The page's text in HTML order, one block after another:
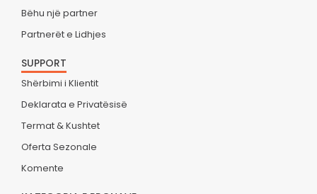
Bëhu një partner
Partnerët e Lidhjes
SUPPORT
Shërbimi i Klientit
Deklarata e Privatësisë
Termat & Kushtet
Oferta Sezonale
Komente